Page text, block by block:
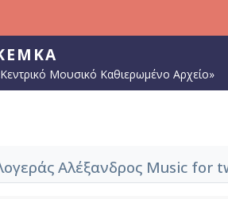
Μουσικό Καθιερωμένο Αρχείο»
Αλέξανδρος Music